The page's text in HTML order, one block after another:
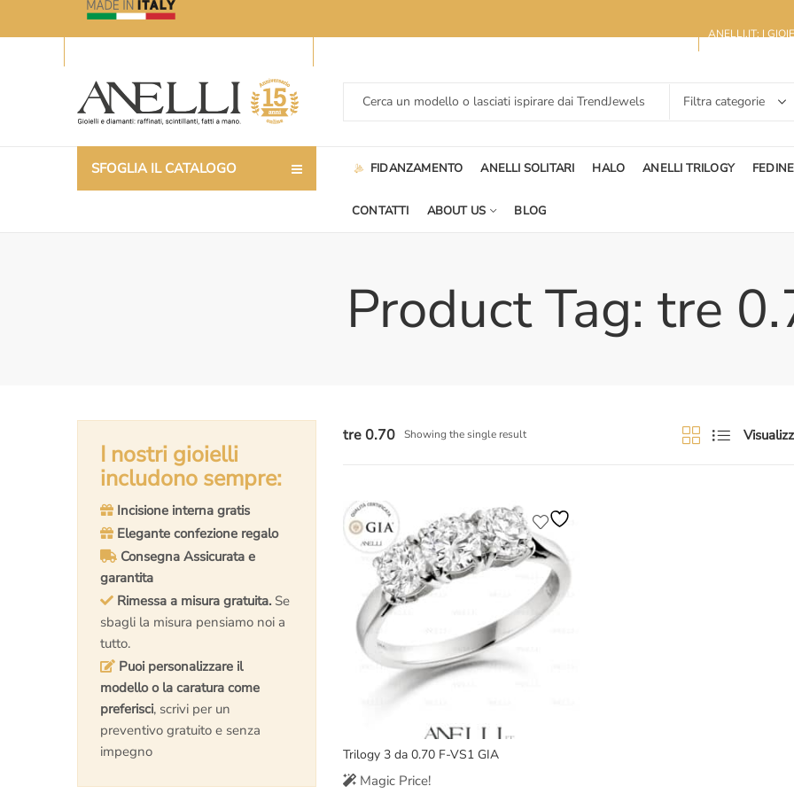
ANELLI.IT: I
SFOGLIA IL CATALOGO FIDANZAMENTO ANELLI SOLITARI HALO ANELLI TRILOGY FEDINE
CONTATTI ABOUT US BLOG
Product Tag: tre
tre 0.70 Showing the single result
Trilogy 3 da 0.70 F-VS1 GIA
Magic Price!
I nostri gioielli
includono sempre:
Incisione interna gratis
Elegante confezione regalo
Consegna Assicurata e
garantita
Rimessa a misura gratuita. Se
sbagli la misura pensiamo noi a
tutto.
Puoi personalizzare il
modello o la caratura come
preferisci, scrivi per un
preventivo gratuito e senza
impegno